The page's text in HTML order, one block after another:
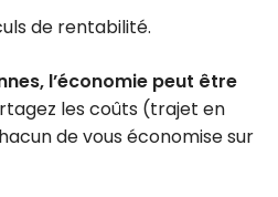
de rentabilité.
l’économie peut être
les coûts (trajet en
de vous économise sur